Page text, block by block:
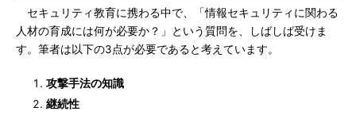
セキュリティ教育に携わる中で、「情報セキュリティに関わる
人材の育成には何が必要か？」という質問を、しばしば受けま
す。筆者は以下の3点が必要であると考えています。
攻撃手法の知識
継続性